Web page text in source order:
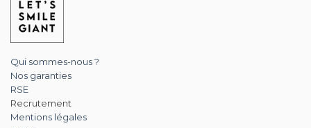
Qui sommes-nous ?
Nos garanties
RSE
Recrutement
Mentions légales